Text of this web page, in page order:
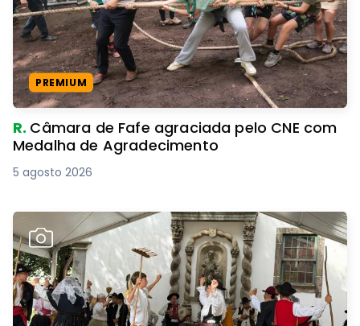
PREMIUM
R. Câmara de Fafe agraciada pelo CNE com
Medalha de Agradecimento
5 agosto 2026